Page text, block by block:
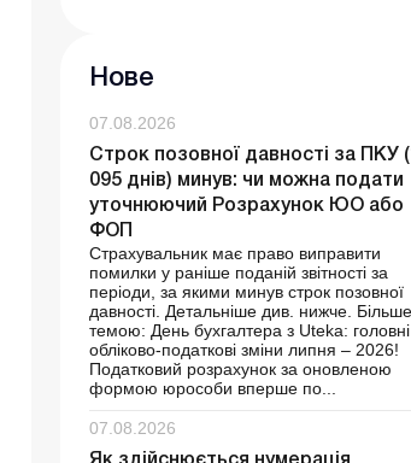
Нове
07.08.2026
Строк позовної давності за ПКУ
095 днів) минув: чи можна подати
уточнюючий Розрахунок ЮО або
ФОП
Страхувальник має право виправити
помилки у раніше поданій звітності за
періоди, за якими минув строк позовної
давності. Детальніше див. нижче.
темою: День бухгалтера з Uteka: головні
обліково-податкові зміни липня – 2026!
Податковий розрахунок за оновленою
формою юрособи вперше по...
07.08.2026